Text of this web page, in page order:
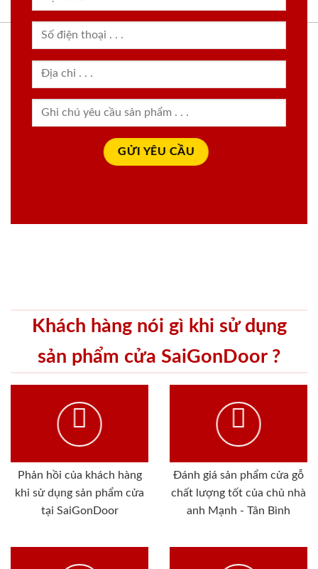
Khách hàng nói gì khi sử dụng
sản phẩm cửa SaiGonDoor ?
Phản hồi của khách hàng
khi sử dụng sản phẩm cửa
tại SaiGonDoor
Đánh giá sản phẩm cửa gỗ
chất lượng tốt của chủ nhà
anh Mạnh - Tân Bình